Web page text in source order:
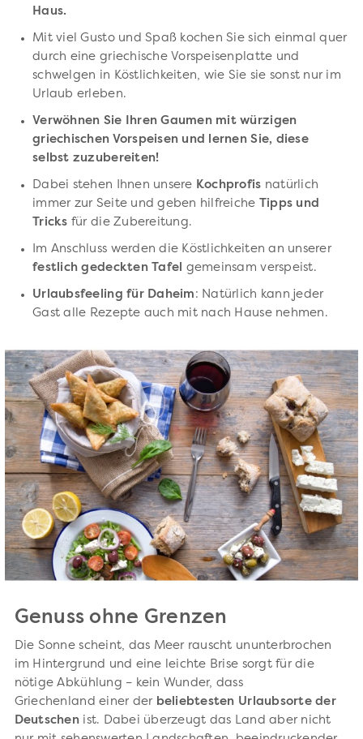
Haus.
Mit viel Gusto und Spaß kochen Sie sich einmal quer
durch eine griechische Vorspeisenplatte und
schwelgen in Köstlichkeiten, wie Sie sie sonst nur im
Urlaub erleben.
Verwöhnen Sie Ihren Gaumen mit würzigen
griechischen Vorspeisen und lernen Sie, diese
selbst zuzubereiten!
Dabei stehen Ihnen unsere Kochprofis natürlich
immer zur Seite und geben hilfreiche
Tipps und
Tricks für die Zubereitung.
Im Anschluss werden die Köstlichkeiten an unserer
festlich gedeckten Tafel gemeinsam verspeist.
Urlaubsfeeling für Daheim : Natürlich kann jeder
Gast alle Rezepte auch mit nach Hause nehmen.
Genuss ohne Grenzen
Die Sonne scheint, das Meer rauscht ununterbrochen
im Hintergrund und eine leichte Brise sorgt für die
nötige Abkühlung – kein Wunder, dass
Griechenland einer der beliebtesten Urlaubsorte der
Deutschenist. Dabei überzeugt das Land aber nicht